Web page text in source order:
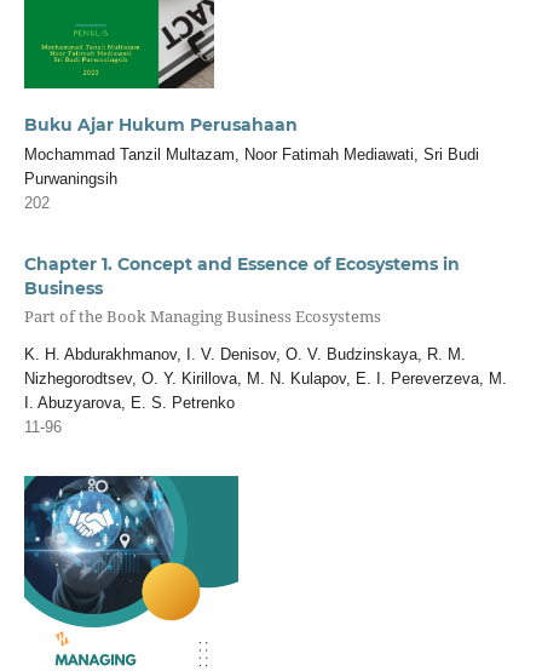
Buku Ajar Hukum Perusahaan
Mochammad Tanzil Multazam, Noor Fatimah Mediawati, Sri Budi
Purwaningsih
202
Chapter 1. Concept and Essence of Ecosystems in
Business
Part of the Book Managing Business Ecosystems
K. H. Abdurakhmanov, I. V. Denisov, O. V. Budzinskaya, R. M.
Nizhegorodtsev, O. Y. Kirillova, M. N. Kulapov, E. I. Pereverzeva, M.
I. Abuzyarova, E. S. Petrenko
11-96